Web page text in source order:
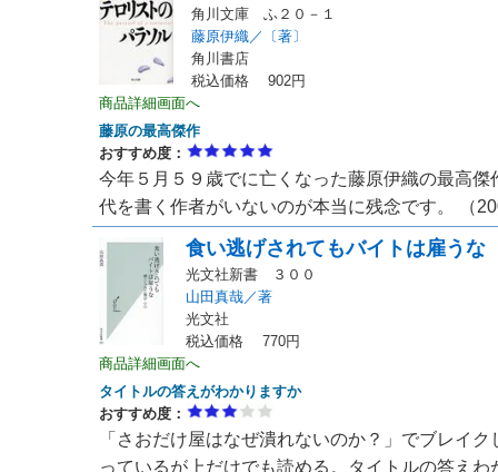
角川文庫 ふ２０－１
藤原伊織／〔著〕
角川書店
税込価格 902円
商品詳細画面へ
藤原の最高傑作
おすすめ度：
今年５月５９歳でに亡くなった藤原伊織の最高
代を書く作者がいないのが本当に残念です。 （
食い逃げされてもバイトは雇う
光文社新書 ３００
山田真哉／著
光文社
税込価格 770円
商品詳細画面へ
タイトルの答えがわかりますか
おすすめ度：
「さおだけ屋はなぜ潰れないのか？」でブレイ
っているが上だけでも読める。タイトルの答え